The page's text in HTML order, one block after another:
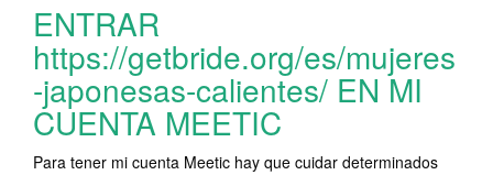
ENTRAR
https://getbride.org/es/mujeres
-japonesas-calientes/ EN MI
CUENTA MEETIC
Para tener mi cuenta Meetic hay que cuidar determinados